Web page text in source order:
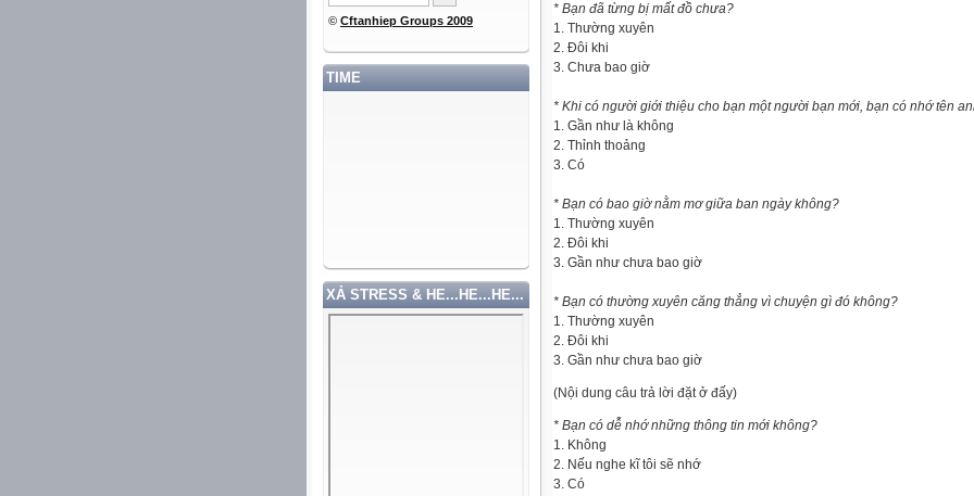
© Cftanhiep Groups 2009
TIME
XẢ STRESS & HE...HE...HE...
* Bạn đã từng bị mất đồ chưa?
1. Thường xuyên
2. Đôi khi
3. Chưa bao giờ
* Khi có người giới thiệu cho bạn một người bạn mới, bạn có nhớ tên
1. Gần như là không
2. Thỉnh thoảng
3. Có
* Bạn có bao giờ nằm mơ giữa ban ngày không?
1. Thường xuyên
2. Đôi khi
3. Gần như chưa bao giờ
* Bạn có thường xuyên căng thẳng vì chuyện gì đó không?
1. Thường xuyên
2. Đôi khi
3. Gần như chưa bao giờ
(Nội dung câu trả lời đặt ở đấy)
* Bạn có dễ nhớ những thông tin mới không?
1. Không
2. Nếu nghe kĩ tôi sẽ nhớ
3. Có